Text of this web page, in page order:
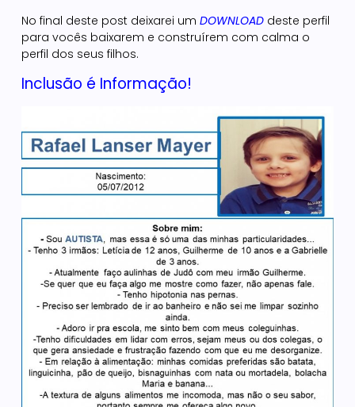
No final deste post deixarei um DOWNLOADdeste perfil
para vocês baixarem e construírem com calma o
perfil dos seus filhos.
Inclusão é Informação!